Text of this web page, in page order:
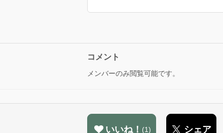
コメント
メンバーのみ閲覧可能です。
いいね！ 1 シェア